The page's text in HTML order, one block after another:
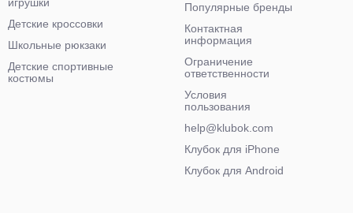
Детские кроссовки
Школьные рюкзаки
Детские спортивные
костюмы
Популярные бренды
Контактная
информация
Ограничение
ответственности
Условия
пользования
help@klubok.com
Клубок для iPhone
Клубок для Android